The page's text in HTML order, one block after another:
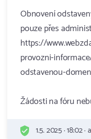
Obnovení
pouze přes
https://
provozni-
odstavenou-
Žádosti na fóru
1.5. 2025 · 18:02 ·